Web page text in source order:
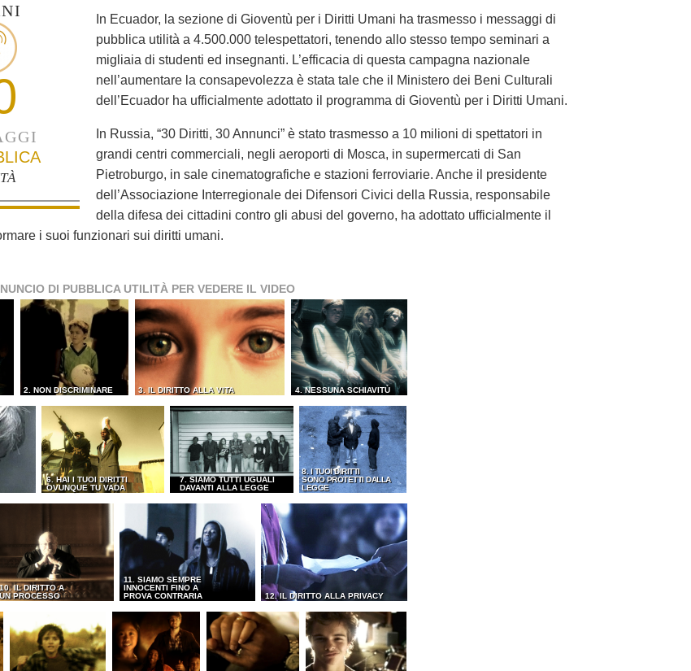
In Ecuador, la sezione di Gioventù per i Diritti Umani ha trasmesso i messaggi di
pubblica utilità a 4.500.000 telespettatori, tenendo allo stesso tempo seminari a
migliaia di studenti ed insegnanti. L’efficacia di questa campagna nazionale
nell’aumentare la consapevolezza è stata tale che il Ministero dei Beni Culturali
dell’Ecuador ha ufficialmente adottato il programma di Gioventù per i Diritti Umani.
In Russia, “30 Diritti, 30 Annunci” è stato trasmesso a 10 milioni di spettatori in
grandi centri commerciali, negli aeroporti di Mosca, in supermercati di San
Pietroburgo, in sale cinematografiche e stazioni ferroviarie. Anche il presidente
dell’Associazione Interregionale dei Difensori Civici della Russia, responsabile
della difesa dei cittadini contro gli abusi del governo, ha adottato ufficialmente il
i suoi funzionari sui diritti umani.
DI PUBBLICA UTILITÀ PER VEDERE IL VIDEO
2. NON DISCRIMINARE 3. IL DIRITTO ALLA VITA 4. NESSUNA SCHIAVITÙ
6. HAI I TUOI DIRITTI
OVUNQUE TU VADA
7. SIAMO TUTTI UGUALI
DAVANTI ALLA LEGGE
8. I TUOI DIRITTI
SONO PROTETTI DALLA
LEGGE
10. IL DIRITTO A
UN PROCESSO
11. SIAMO SEMPRE
INNOCENTI FINO A
PROVA CONTRARIA
12. IL DIRITTO ALLA PRIVACY